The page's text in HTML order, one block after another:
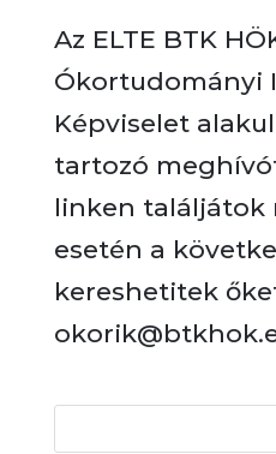
Az ELTE BTK
Ókortudományi
Képviselet
tartozó
linken találjátok
esetén a
kereshetitek